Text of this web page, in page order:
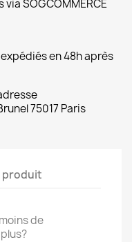
SOGCOMMERCE
en 48h après
75017 Paris
produit
de